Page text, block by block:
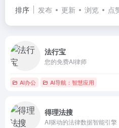
排序 发布 更新 浏览 点
法行宝
您的免费AI律师
AI办公 AI导航：智慧应用
得理法搜
AI驱动的法律数据智能引擎